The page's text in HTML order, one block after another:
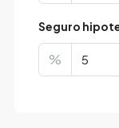
Seguro
%